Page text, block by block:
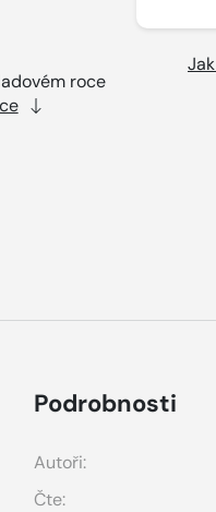
roce
Podrobnosti
Autoři:
Čte: